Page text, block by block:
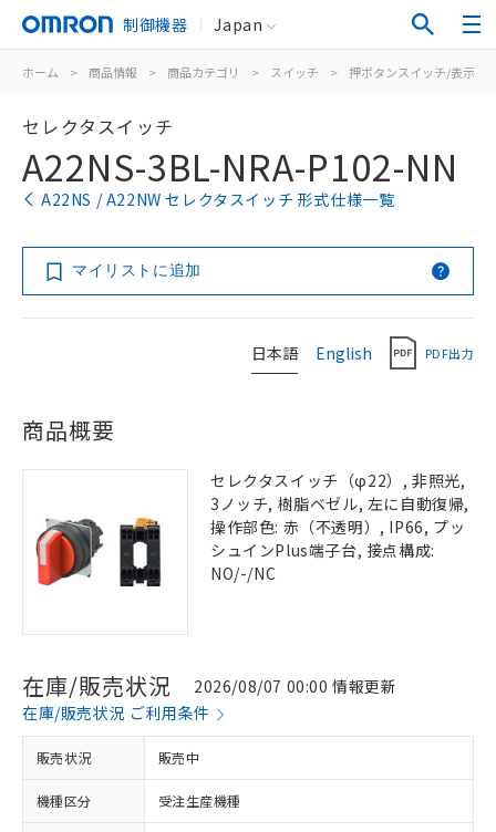
制御機器 Japan
ホーム > 商品情報 > 商品カテゴリ > スイッチ > 押ボタンスイッチ/表示灯
セレクタスイッチ
A22NS-3BL-NRA-P102-NN
A22NS / A22NW セレクタスイッチ 形式仕様一覧
マイリストに追加
日本語 English PDF出力
商品概要
セレクタスイッチ（φ22）, 非照光,
3ノッチ, 樹脂ベゼル, 左に自動復帰,
操作部色: 赤（不透明）, IP66, プッ
シュインPlus端子台, 接点構成:
NO/-/NC
在庫/販売状況
2026/08/07 00:00 情報更新
在庫/販売状況 ご利用条件
販売状況 販売中
機種区分 受注生産機種